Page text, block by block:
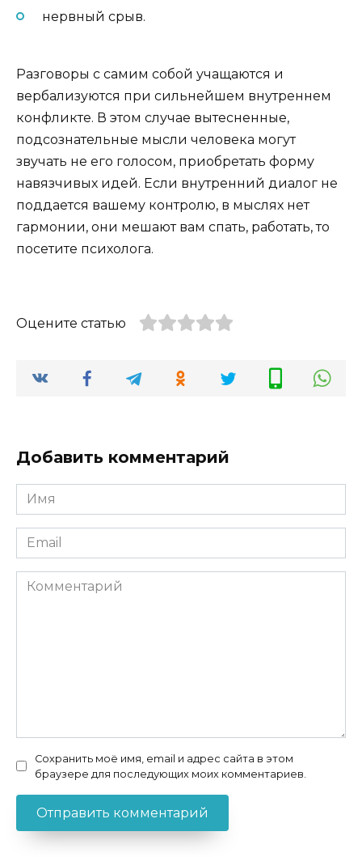
нервный срыв.
Разговоры с самим собой учащаются и
вербализуются при сильнейшем внутреннем
конфликте. В этом случае вытесненные,
подсознательные мысли человека могут
звучать не его голосом, приобретать форму
навязчивых идей. Если внутренний диалог не
поддается вашему контролю, в мыслях нет
гармонии, они мешают вам спать, работать, то
посетите психолога.
Оцените статью
Добавить комментарий
Имя
*
Email
*
Комментарий
Сохранить моё имя, email и адрес сайта в этом
браузере для последующих моих комментариев.